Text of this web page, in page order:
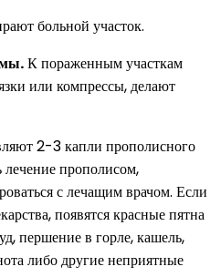
больной участок.
К пораженным участкам
или компрессы, делают
2-3 капли прополисного
прополисом,
с лечащим врачом. Если
появятся красные пятна
першение в горле, кашель,
либо другие неприятные